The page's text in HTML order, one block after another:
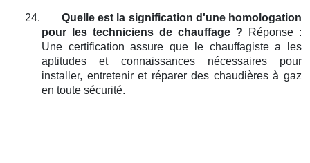
24.
Quelle est la signification d'une homologation
pour les techniciens de chauffage ? Réponse :
Une certification assure que le chauffagiste a les
aptitudes et connaissances nécessaires pour
installer, entretenir et réparer des chaudières à gaz
en toute sécurité.